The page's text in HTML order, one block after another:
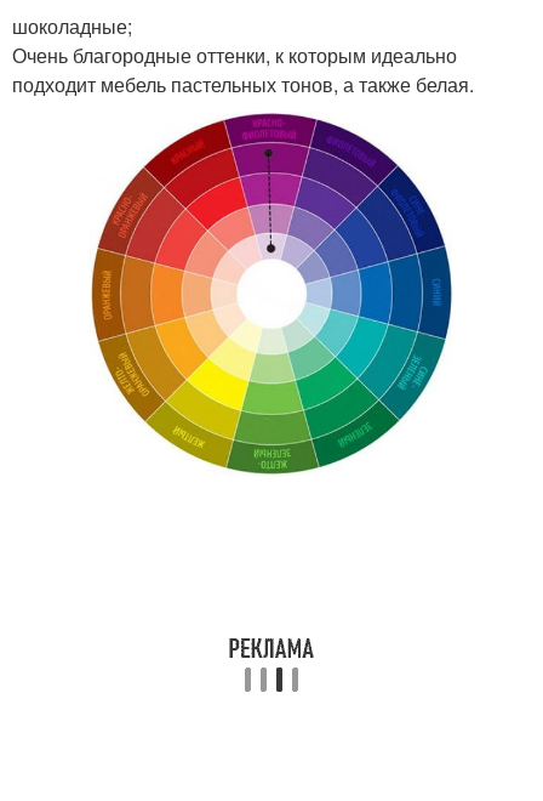
шоколадные;
Очень благородные оттенки, к которым идеально
подходит мебель пастельных тонов, а также белая.